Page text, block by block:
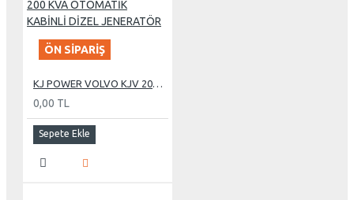
ÖN SIPARIŞ
KJ POWER VOLVO KJV 200 KVA OTOMATİK KABİNLİ DİZEL JENERATÖR
0,00 TL
Sepete Ekle